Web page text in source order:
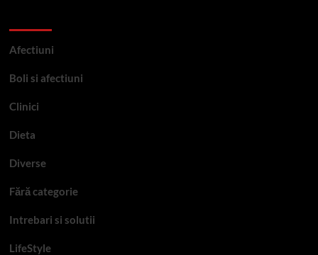
Afectiuni
Boli si afectiuni
Clinici
Dieta
Diverse
Fără categorie
Intrebari si solutii
LifeStyle